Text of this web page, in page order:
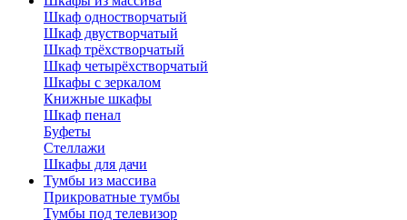
Шкаф одностворчатый
Шкаф двустворчатый
Шкаф трёхстворчатый
Шкаф четырёхстворчатый
Шкафы с зеркалом
Книжные шкафы
Шкаф пенал
Буфеты
Стеллажи
Шкафы для дачи
Тумбы из массива
Прикроватные тумбы
Тумбы под телевизор